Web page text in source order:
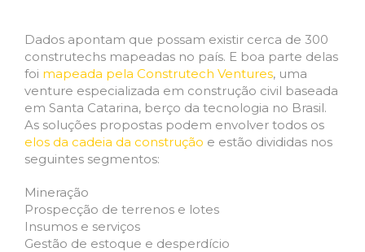
Dados apontam que possam existir cerca de 300
construtechs mapeadas no país. E boa parte delas
foi mapeada pela Construtech Ventures, uma
venture especializada em construção civil baseada
em Santa Catarina, berço da tecnologia no Brasil.
As soluções propostas podem envolver todos os
elos da cadeia da construção e estão divididas nos
seguintes segmentos:
Mineração
Prospecção de terrenos e lotes
Insumos e serviços
Gestão de estoque e desperdício